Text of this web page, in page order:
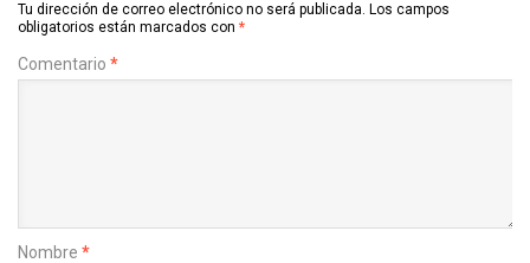
Tu dirección de correo electrónico no será publicada. Los campos
obligatorios están marcados con *
Comentario *
Nombre *